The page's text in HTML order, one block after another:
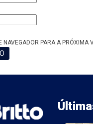
NAVEGADOR PARA A PRÓXIMA